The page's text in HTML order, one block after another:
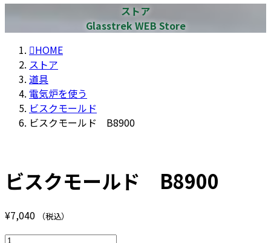
ストア
Glasstrek WEB Store
HOME
ストア
道具
電気炉を使う
ビスクモールド
ビスクモールド B8900
ビスクモールド B8900
¥7,040 （税込）
ビ